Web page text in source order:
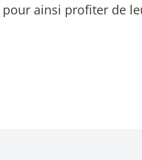
ainsi profiter de